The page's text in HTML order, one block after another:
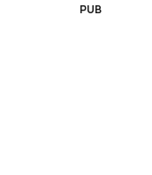
PUB